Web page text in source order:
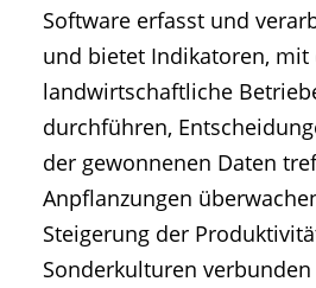
Software erfasst und
und bietet Indikatoren, mit
landwirtschaftliche
durchführen,
der gewonnenen Daten
Anpflanzungen
Steigerung der
Sonderkulturen